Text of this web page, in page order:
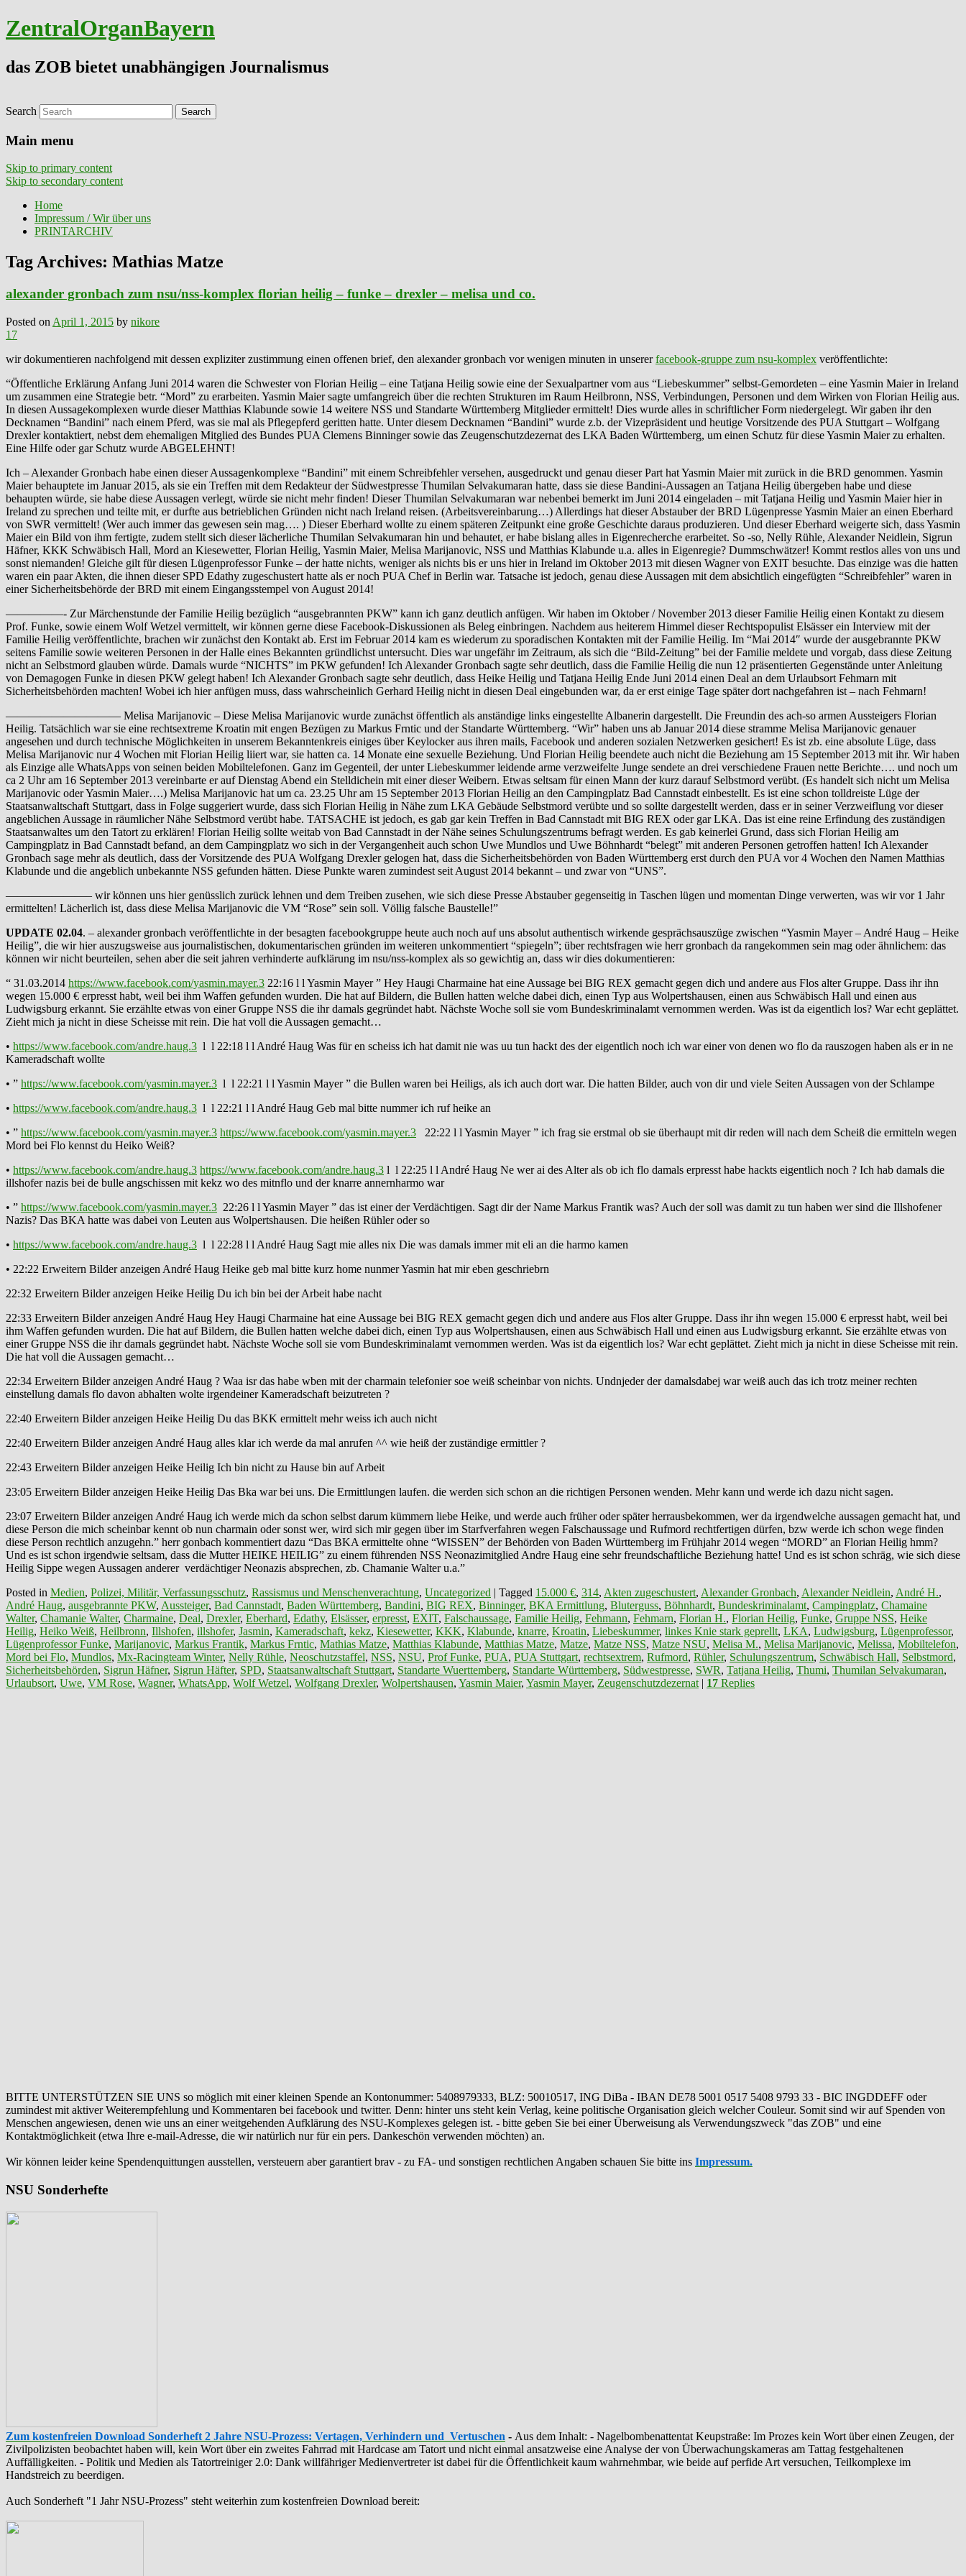
ZentralOrganBayern
das ZOB bietet unabhängigen Journalismus
Search
Main menu
Skip to primary content
Skip to secondary content
Home
Impressum / Wir über uns
PRINTARCHIV
Tag Archives: Mathias Matze
alexander gronbach zum nsu/nss-komplex florian heilig – funke – drexler – melisa und co.
Posted on April 1, 2015 by nikore
17
wir dokumentieren nachfolgend mit dessen expliziter zustimmung einen offenen brief, den alexander gronbach vor wenigen minuten in unsererfacebook-gruppe zum nsu-komplex veröffentlichte:
“Öffentliche Erklärung Anfang Juni 2014 waren die Schwester von Florian Heilig – eine Tatjana Heilig sowie eine der Sexualpartner vom aus “Liebeskummer” selbst-Gemordeten – eine Yasmin Maier in Ireland
um zusammen eine Strategie betr. “Mord” zu erarbeiten. Yasmin Maier sagte umfangreich über die rechten Strukturen im Raum Heilbronn, NSS, Verbindungen, Personen und dem Wirken von Florian Heilig aus.
In diesen Aussagekomplexen wurde dieser Matthias Klabunde sowie 14 weitere NSS und Standarte Württemberg Mitglieder ermittelt! Dies wurde alles in schriftlicher Form niedergelegt. Wir gaben ihr den
Decknamen “Bandini” nach einem Pferd, was sie mal als Pflegepferd geritten hatte. Unter diesem Decknamen “Bandini” wurde z.b. der Vizepräsident und heutige Vorsitzende des PUA Stuttgart – Wolfgang
Drexler kontaktiert, nebst dem ehemaligen Mitglied des Bundes PUA Clemens Binninger sowie das Zeugenschutzdezernat des LKA Baden Württemberg, um einen Schutz für diese Yasmin Maier zu erhalten.
Eine Hilfe oder gar Schutz wurde ABGELEHNT!
Ich – Alexander Gronbach habe einen dieser Aussagenkomplexe “Bandini” mit einem Schreibfehler versehen, ausgedruckt und genau dieser Part hat Yasmin Maier mit zurück in die BRD genommen. Yasmin
Maier behauptete im Januar 2015, als sie ein Treffen mit dem Redakteur der Südwestpresse Thumilan Selvakumaran hatte, dass sie diese Bandini-Aussagen an Tatjana Heilig übergeben habe und diese
behaupten würde, sie habe diese Aussagen verlegt, würde sie nicht mehr finden! Dieser Thumilan Selvakumaran war nebenbei bemerkt im Juni 2014 eingeladen – mit Tatjana Heilig und Yasmin Maier hier in
Ireland zu sprechen und teilte mit, er durfte aus betrieblichen Gründen nicht nach Ireland reisen. (Arbeitsvereinbarung…) Allerdings hat dieser Abstauber der BRD Lügenpresse Yasmin Maier an einen Eberhard
von SWR vermittelt! (Wer auch immer das gewesen sein mag…. ) Dieser Eberhard wollte zu einem späteren Zeitpunkt eine große Geschichte daraus produzieren. Und dieser Eberhard weigerte sich, dass Yasmin
Maier ein Bild von ihm fertigte, zudem stellt sich dieser lächerliche Thumilan Selvakumaran hin und behautet, er habe bislang alles in Eigenrecherche erarbeitet. So -so, Nelly Rühle, Alexander Neidlein, Sigrun
Häfner, KKK Schwäbisch Hall, Mord an Kiesewetter, Florian Heilig, Yasmin Maier, Melisa Marijanovic, NSS und Matthias Klabunde u.a. alles in Eigenregie? Dummschwätzer! Kommt restlos alles von uns und
sonst niemanden! Gleiche gilt für diesen Lügenprofessor Funke – der hatte nichts, weniger als nichts bis er uns hier in Ireland im Oktober 2013 mit diesen Wagner von EXIT besuchte. Das einzige was die hatten
waren ein paar Akten, die ihnen dieser SPD Edathy zugeschustert hatte als er noch PUA Chef in Berlin war. Tatsache ist jedoch, genau diese Aussagen mit dem absichtlich eingefügten “Schreibfehler” waren in
einer Sicherheitsbehörde der BRD mit einem Eingangsstempel von August 2014!
—————- Zur Märchenstunde der Familie Heilig bezüglich “ausgebrannten PKW” kann ich ganz deutlich anfügen. Wir haben im Oktober / November 2013 dieser Familie Heilig einen Kontakt zu diesem
Prof. Funke, sowie einem Wolf Wetzel vermittelt, wir können gerne diese Facebook-Diskussionen als Beleg einbringen. Nachdem aus heiterem Himmel dieser Rechtspopulist Elsässer ein Interview mit der
Familie Heilig veröffentlichte, brachen wir zunächst den Kontakt ab. Erst im Februar 2014 kam es wiederum zu sporadischen Kontakten mit der Familie Heilig. Im “Mai 2014″ wurde der ausgebrannte PKW
seitens Familie sowie weiteren Personen in der Halle eines Bekannten gründlichst untersucht. Dies war ungefähr im Zeitraum, als sich die “Bild-Zeitung” bei der Familie meldete und vorgab, dass diese Zeitung
nicht an Selbstmord glauben würde. Damals wurde “NICHTS” im PKW gefunden! Ich Alexander Gronbach sagte sehr deutlich, dass die Familie Heilig die nun 12 präsentierten Gegenstände unter Anleitung
von Demagogen Funke in diesen PKW gelegt haben! Ich Alexander Gronbach sagte sehr deutlich, dass Heike Heilig und Tatjana Heilig Ende Juni 2014 einen Deal an dem Urlaubsort Fehmarn mit
Sicherheitsbehörden machten! Wobei ich hier anfügen muss, dass wahrscheinlich Gerhard Heilig nicht in diesen Deal eingebunden war, da er erst einige Tage später dort nachgefahren ist – nach Fehmarn!
—————————— Melisa Marijanovic – Diese Melisa Marijanovic wurde zunächst öffentlich als anständige links eingestellte Albanerin dargestellt. Die Freundin des ach-so armen Aussteigers Florian
Heilig. Tatsächlich war sie eine rechtsextreme Kroatin mit engen Bezügen zu Markus Frntic und der Standarte Württemberg. “Wir” haben uns ab Januar 2014 diese stramme Melisa Marijanovic genauer
angesehen und durch technische Möglichkeiten in unserem Bekanntenkreis einiges über Keylocker aus ihren mails, Facebook und anderen sozialen Netzwerken gesichert! Es ist zb. eine absolute Lüge, dass
Melisa Marijanovic nur 4 Wochen mit Florian Heilig liiert war, sie hatten ca. 14 Monate eine sexuelle Beziehung. Und Florian Heilig beendete auch nicht die Beziehung am 15 September 2013 mit ihr. Wir haben
als Einzige alle WhatsApps von seinen beiden Mobiltelefonen. Ganz im Gegenteil, der unter Liebeskummer leidende arme verzweifelte Junge sendete an drei verschiedene Frauen nette Berichte…. und noch um
ca 2 Uhr am 16 September 2013 vereinbarte er auf Dienstag Abend ein Stelldichein mit einer dieser Weibern. Etwas seltsam für einen Mann der kurz darauf Selbstmord verübt. (Es handelt sich nicht um Melisa
Marijanovic oder Yasmin Maier….) Melisa Marijanovic hat um ca. 23.25 Uhr am 15 September 2013 Florian Heilig an den Campingplatz Bad Cannstadt einbestellt. Es ist eine schon tolldreiste Lüge der
Staatsanwaltschaft Stuttgart, dass in Folge suggeriert wurde, dass sich Florian Heilig in Nähe zum LKA Gebäude Selbstmord verübte und so sollte dargestellt werden, dass er in seiner Verzweiflung vor dieser
angeblichen Aussage in räumlicher Nähe Selbstmord verübt habe. TATSACHE ist jedoch, es gab gar kein Treffen in Bad Cannstadt mit BIG REX oder gar LKA. Das ist eine reine Erfindung des zuständigen
Staatsanwaltes um den Tatort zu erklären! Florian Heilig sollte weitab von Bad Cannstadt in der Nähe seines Schulungszentrums befragt werden. Es gab keinerlei Grund, dass sich Florian Heilig am
Campingplatz in Bad Cannstadt befand, an dem Campingplatz wo sich in der Vergangenheit auch schon Uwe Mundlos und Uwe Böhnhardt “belegt” mit anderen Personen getroffen hatten! Ich Alexander
Gronbach sage mehr als deutlich, dass der Vorsitzende des PUA Wolfgang Drexler gelogen hat, dass die Sicherheitsbehörden von Baden Württemberg erst durch den PUA vor 4 Wochen den Namen Matthias
Klabunde und die angeblich unbekannte NSS gefunden hätten. Diese Punkte waren zumindest seit August 2014 bekannt – und zwar von “UNS”.
———————– wir können uns hier genüsslich zurück lehnen und dem Treiben zusehen, wie sich diese Presse Abstauber gegenseitig in Taschen lügen und momentan Dinge verwerten, was wir vor 1 Jahr
ermittelten! Lächerlich ist, dass diese Melisa Marijanovic die VM “Rose” sein soll. Völlig falsche Baustelle!”
UPDATE 02.04. – alexander gronbach veröffentlichte in der besagten facebookgruppe heute auch noch auf uns absolut authentisch wirkende gesprächsauszüge zwischen “Yasmin Mayer – André Haug – Heike
Heilig”, die wir hier auszugsweise aus journalistischen, dokumentarischen gründen im weiteren unkommentiert “spiegeln”; über rechtsfragen wie herr gronbach da rangekommen sein mag oder ähnlichem: das
können wir nicht beurteilen, sehen aber die seit jahren verhinderte aufklärung im nsu/nss-komplex als so gewichtig an, dass wir dies dokumentieren:
“ 31.03.2014 https://www.facebook.com/yasmin.mayer.3 22:16 l l Yasmin Mayer ” Hey Haugi Charmaine hat eine Aussage bei BIG REX gemacht gegen dich und andere aus Flos alter Gruppe. Dass ihr ihn
wegen 15.000 € erpresst habt, weil bei ihm Waffen gefunden wurden. Die hat auf Bildern, die Bullen hatten welche dabei dich, einen Typ aus Wolpertshausen, einen aus Schwäbisch Hall und einen aus
Ludwigsburg erkannt. Sie erzählte etwas von einer Gruppe NSS die ihr damals gegründet habt. Nächste Woche soll sie vom Bundeskriminalamt vernommen werden. Was ist da eigentlich los? War echt geplättet.
Zieht mich ja nicht in diese Scheisse mit rein. Die hat voll die Aussagen gemacht…
• https://www.facebook.com/andre.haug.3 l l 22:18 l l André Haug Was für en scheiss ich hat damit nie was uu tun hackt des der eigentlich noch ich war einer von denen wo flo da rauszogen haben als er in ne
Kameradschaft wollte
• ” https://www.facebook.com/yasmin.mayer.3 l l 22:21 l l Yasmin Mayer ” die Bullen waren bei Heiligs, als ich auch dort war. Die hatten Bilder, auch von dir und viele Seiten Aussagen von der Schlampe
• https://www.facebook.com/andre.haug.3 l l 22:21 l l André Haug Geb mal bitte nummer ich ruf heike an
• ” https://www.facebook.com/yasmin.mayer.3 https://www.facebook.com/yasmin.mayer.3 22:22 l l Yasmin Mayer ” ich frag sie erstmal ob sie überhaupt mit dir reden will nach dem Scheiß die ermitteln wegen
Mord bei Flo kennst du Heiko Weiß?
• https://www.facebook.com/andre.haug.3 https://www.facebook.com/andre.haug.3 l l 22:25 l l André Haug Ne wer ai des Alter als ob ich flo damals erpresst habe hackts eigentlich noch ? Ich hab damals die
illshofer nazis bei de bulle angschissen mit kekz wo des mitnflo und der knarre annernharmo war
• ” https://www.facebook.com/yasmin.mayer.3 22:26 l l Yasmin Mayer ” das ist einer der Verdächtigen. Sagt dir der Name Markus Frantik was? Auch der soll was damit zu tun haben wer sind die Illshofener
Nazis? Das BKA hatte was dabei von Leuten aus Wolpertshausen. Die heißen Rühler oder so
• https://www.facebook.com/andre.haug.3 l l 22:28 l l André Haug Sagt mie alles nix Die was damals immer mit eli an die harmo kamen
• 22:22 Erweitern Bilder anzeigen André Haug Heike geb mal bitte kurz home nunmer Yasmin hat mir eben geschriebrn
22:32 Erweitern Bilder anzeigen Heike Heilig Du ich bin bei der Arbeit habe nacht
22:33 Erweitern Bilder anzeigen André Haug Hey Haugi Charmaine hat eine Aussage bei BIG REX gemacht gegen dich und andere aus Flos alter Gruppe. Dass ihr ihn wegen 15.000 € erpresst habt, weil bei
ihm Waffen gefunden wurden. Die hat auf Bildern, die Bullen hatten welche dabei dich, einen Typ aus Wolpertshausen, einen aus Schwäbisch Hall und einen aus Ludwigsburg erkannt. Sie erzählte etwas von
einer Gruppe NSS die ihr damals gegründet habt. Nächste Woche soll sie vom Bundeskriminalamt vernommen werden. Was ist da eigentlich los? War echt geplättet. Zieht mich ja nicht in diese Scheisse mit rein.
Die hat voll die Aussagen gemacht…
22:34 Erweitern Bilder anzeigen André Haug ? Waa isr das habe wben mit der charmain telefonier soe weiß scheinbar von nichts. Undnjeder der damalsdabej war weiß auch das ich trotz meiner rechten
einstellung damals flo davon abhalten wolte irgendeiner Kameradschaft beizutreten ?
22:40 Erweitern Bilder anzeigen Heike Heilig Du das BKK ermittelt mehr weiss ich auch nicht
22:40 Erweitern Bilder anzeigen André Haug alles klar ich werde da mal anrufen ^^ wie heiß der zuständige ermittler ?
22:43 Erweitern Bilder anzeigen Heike Heilig Ich bin nicht zu Hause bin auf Arbeit
23:05 Erweitern Bilder anzeigen Heike Heilig Das Bka war bei uns. Die Ermittlungen laufen. die werden sich schon an die richtigen Personen wenden. Mehr kann und werde ich dazu nicht sagen.
23:07 Erweitern Bilder anzeigen André Haug ich werde mich da schon selbst darum kümmern liebe Heike, und werde auch früher oder später herrausbekommen, wer da irgendwelche aussagen gemacht hat, und
diese Person die mich scheinbar kennt ob nun charmain oder sonst wer, wird sich mir gegen über im Starfverfahren wegen Falschaussage und Rufmord rechtfertigen dürfen, bzw werde ich schon wege finden
diese Person rechtlich anzugehn.” herr gonbach kommentiert dazu “Das BKA ermittelte ohne “WISSEN” der Behörden von Baden Württemberg im Frühjahr 2014 wegen “MORD” an Florian Heilig hmm?
Und es ist schon irgendwie seltsam, dass die Mutter HEIKE HEILIG” zu einem führenden NSS Neonazimitglied Andre Haug eine sehr freundschaftliche Beziehung hatte! Und es ist schon schräg, wie sich diese
Heilig Sippe wegen Aussagen anderer verdächtiger Neonazis absprechen, zb. Chamanie Walter u.a.”
Posted in Medien, Polizei, Militär, Verfassungsschutz, Rassismus und Menschenverachtung, Uncategorized | Tagged 15.000 €, 314, Akten zugeschustert, Alexander Gronbach, Alexander Neidlein, André H.,
André Haug, ausgebrannte PKW, Aussteiger, Bad Cannstadt, Baden Württemberg, Bandini, BIG REX, Binninger, BKA Ermittlung, Bluterguss, Böhnhardt, Bundeskriminalamt, Campingplatz, Chamaine
Walter, Chamanie Walter, Charmaine, Deal, Drexler, Eberhard, Edathy, Elsässer, erpresst, EXIT, Falschaussage, Familie Heilig, Fehmann, Fehmarn, Florian H., Florian Heilig, Funke, Gruppe NSS, Heike
Heilig, Heiko Weiß, Heilbronn, Illshofen, illshofer, Jasmin, Kameradschaft, kekz, Kiesewetter, KKK, Klabunde, knarre, Kroatin, Liebeskummer, linkes Knie stark geprellt, LKA, Ludwigsburg, Lügenprofessor,
Lügenprofessor Funke, Marijanovic, Markus Frantik, Markus Frntic, Mathias Matze, Matthias Klabunde, Matthias Matze, Matze, Matze NSS, Matze NSU, Melisa M., Melisa Marijanovic, Melissa, Mobiltelefon,
Mord bei Flo, Mundlos, Mx-Racingteam Winter, Nelly Rühle, Neoschutzstaffel, NSS, NSU, Prof Funke, PUA, PUA Stuttgart, rechtsextrem, Rufmord, Rühler, Schulungszentrum, Schwäbisch Hall, Selbstmord,
Sicherheitsbehörden, Sigrun Häfner, Sigrun Häfter, SPD, Staatsanwaltschaft Stuttgart, Standarte Wuerttemberg, Standarte Württemberg, Südwestpresse, SWR, Tatjana Heilig, Thumi, Thumilan Selvakumaran,
Urlaubsort, Uwe, VM Rose, Wagner, WhatsApp, Wolf Wetzel, Wolfgang Drexler, Wolpertshausen, Yasmin Maier, Yasmin Mayer, Zeugenschutzdezernat | 17 Replies
BITTE UNTERSTÜTZEN SIE UNS so möglich mit einer kleinen Spende an Kontonummer: 5408979333, BLZ: 50010517, ING DiBa - IBAN DE78 5001 0517 5408 9793 33 - BIC INGDDEFF oder
zumindest mit aktiver Weiterempfehlung und Kommentaren bei facebook und twitter. Denn: hinter uns steht kein Verlag, keine politische Organisation gleich welcher Couleur. Somit sind wir auf Spenden von
Menschen angewiesen, denen wie uns an einer weitgehenden Aufklärung des NSU-Komplexes gelegen ist. - bitte geben Sie bei einer Überweisung als Verwendungszweck "das ZOB" und eine
Kontaktmöglichkeit (etwa Ihre e-mail-Adresse, die wir natürlich nur für ein pers. Dankeschön verwenden möchten) an.
Wir können leider keine Spendenquittungen ausstellen, versteuern aber garantiert brav - zu FA- und sonstigen rechtlichen Angaben schauen Sie bitte ins Impressum.
NSU Sonderhefte
Zum kostenfreien Download Sonderheft 2 Jahre NSU-Prozess: Vertagen, Verhindern und Vertuschen - Aus dem Inhalt: - ‪Nagelbombenattentat‬ ‎Keupstraße‬: Im Prozes kein Wort über einen Zeugen, der
Zivilpolizisten beobachtet haben will, kein Wort über ein zweites Fahrrad mit Hardcase am Tatort und nicht einmal ansatzweise eine Analyse der von Überwachungskameras am Tattag festgehaltenen
Auffälligkeiten. - Politik und Medien als ‪Tatortreiniger‬ 2.0: Dank willfähriger Medienvertreter ist dabei für die Öffentlichkeit kaum wahrnehmbar, wie beide auf perfide Art versuchen, Teilkomplexe im
Handstreich zu beerdigen.
Auch Sonderheft "1 Jahr NSU-Prozess" steht weiterhin zum kostenfreien Download bereit: